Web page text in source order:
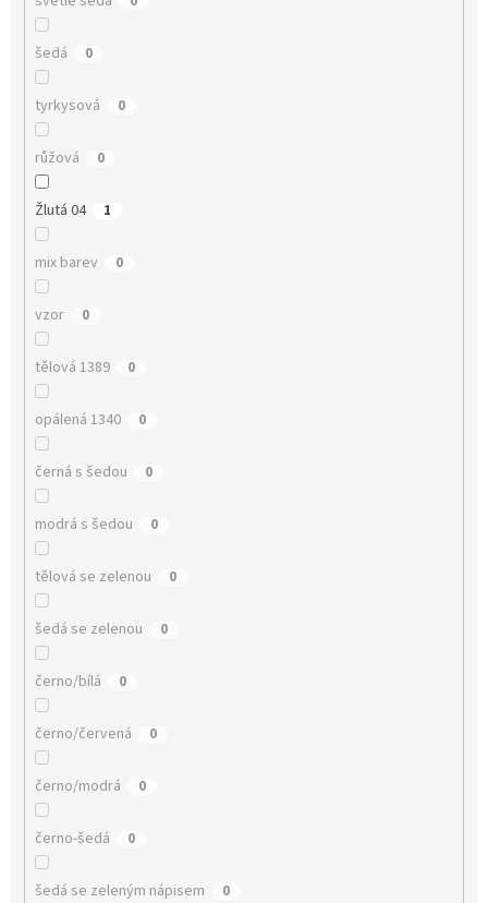
šedá 0
tyrkysová 0
růžová 0
Žlutá 04 1
mix barev 0
vzor 0
tělová 1389 0
opálená 1340 0
černá s šedou 0
modrá s šedou 0
tělová se zelenou 0
šedá se zelenou 0
černo/bílá 0
černo/červená 0
černo/modrá 0
černo-šedá 0
šedá se zeleným nápisem 0